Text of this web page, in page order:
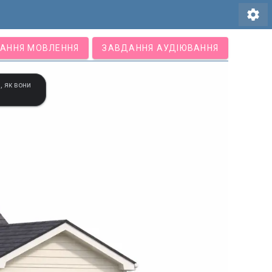
settings
МОВЛЕННЯ ЗАВДАННЯ АУДІЮВАННЯ
як вони